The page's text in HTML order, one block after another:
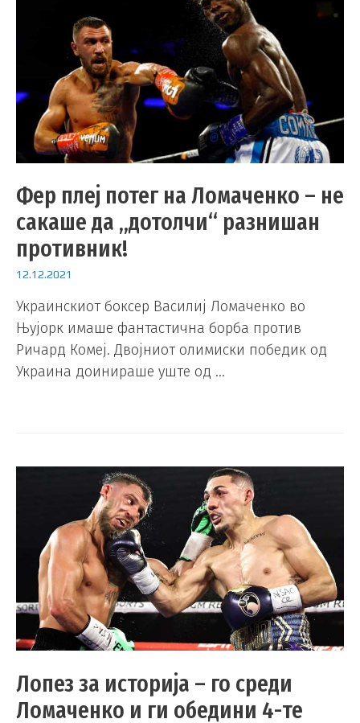
Фер плеј потег на Ломаченко – не
сакаше да „дотолчи“ разнишан
противник!
12.12.2021
Украинскиот боксер Василиј Ломаченко во
Њујорк имаше фантастична борба против
Ричард Комеј. Двојниот олимиски победик од
Украина доинираше уште од …
Лопез за историја – го среди
Ломаченко и ги обедини 4-те